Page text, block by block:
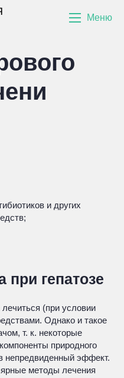
Меню
и других
гепатозе
(при условии
Однако и такое
т. к. некоторые
природного
непредвиденный эффект.
методы лечения